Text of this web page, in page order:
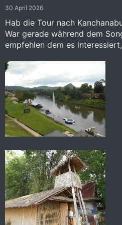
n
30 April 2026
Hab die Tour nach
War gerade während dem
empfehlen dem es